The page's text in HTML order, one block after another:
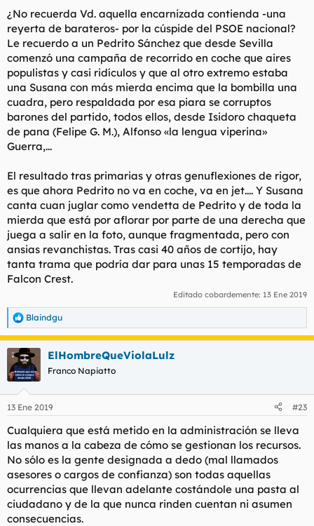
¿No recuerda Vd. aquella encarnizada contienda -una
reyerta de barateros- por la cúspide del PSOE nacional?
Le recuerdo a un Pedrito Sánchez que desde Sevilla
comenzó una campaña de recorrido en coche que aires
populistas y casi ridículos y que al otro extremo estaba
una Susana con más mierda encima que la bombilla una
cuadra, pero respaldada por esa piara se corruptos
barones del partido, todos ellos, desde Isidoro chaqueta
de pana (Felipe G. M.), Alfonso «la lengua viperina»
Guerra,...
El resultado tras primarias y otras genuflexiones de rigor,
es que ahora Pedrito no va en coche, va en jet.... Y Susana
canta cuan juglar como vendetta de Pedrito y de toda la
mierda que está por aflorar por parte de una derecha que
juega a salir en la foto, aunque fragmentada, pero con
ansias revanchistas. Tras casi 40 años de cortijo, hay
tanta trama que podría dar para unas 15 temporadas de
Falcon Crest.
Editado cobardemente: 13 Ene 2019
R
e
a
c
c
i
e
:
Blaindgu
ElHombreQueViolaLulz
Franco Napiatto
13 Ene 2019 #23
Cualquiera que está metido en la administración se lleva
las manos a la cabeza de cómo se gestionan los recursos.
No sólo es la gente designada a dedo (mal llamados
asesores o cargos de confianza) son todas aquellas
ocurrencias que llevan adelante costándole una pasta al
ciudadano y de la que nunca rinden cuentan ni asumen
consecuencias.